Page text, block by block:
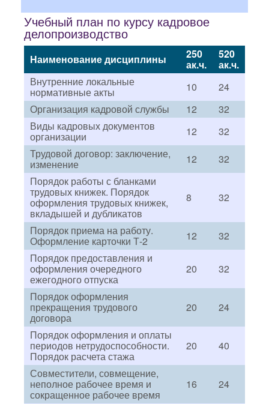
Учебный план по курсу кадровое
делопроизводство
Наименование дисциплины 250
ак.ч.
520
ак.ч.
Внутренние локальные
нормативные акты 10
24
Организация кадровой службы
12
32
Виды кадровых документов
организации 12
32
Трудовой договор: заключение,
изменение 12
32
Порядок работы с бланками
трудовых книжек. Порядок
оформления трудовых книжек,
вкладышей и дубликатов
8 32
Порядок приема на работу.
Оформление карточки Т-2 12
32
Порядок предоставления и
оформления очередного
ежегодного отпуска
20
32
Порядок оформления
прекращения трудового
договора
20
24
Порядок оформления и оплаты
периодов нетрудоспособности.
Порядок расчета стажа
20
40
Совместители, совмещение,
неполное рабочее время и
сокращенное рабочее время
16
24